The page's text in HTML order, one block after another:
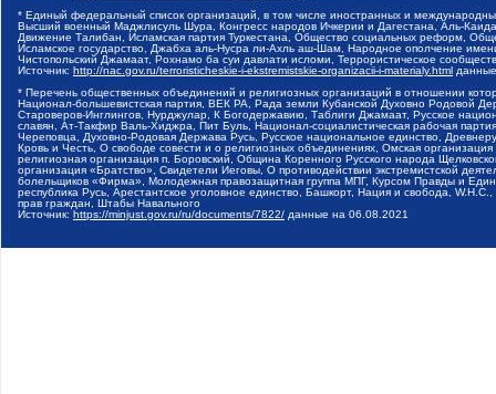
* Единый федеральный список организаций, в том числе иностранных и
Высший военный Маджлисуль Шура, Конгресс народов Ичкерии и Дагестана, Аль-
Движение Талибан, Исламская партия Туркестана, Общество социальных реформ,
Исламское государство, Джабха аль-Нусра ли-Ахль аш-Шам, Народное ополчение
Чистопольский Джамаат, Рохнамо ба суи давлати исломи, Террористическое
Источник: http://nac.gov.ru/terroristicheskie-i-ekstremistskie-organizacii-i-materialy.html
* Перечень общественных объединений и религиозных организаций в отношении
Национал-большевистская партия, ВЕК РА, Рада земли Кубанской Духовно Родовой
Староверов-Инглингов, Нурджулар, К Богодержавию, Таблиги Джамаат, Русское
славян, Ат-Такфир Валь-Хиджра, Пит Буль, Национал-социалистическая рабочая
Череповца, Духовно-Родовая Держава Русь, Русское национальное единство,
Кровь и Честь, О свободе совести и о религиозных объединениях, Омская
религиозная организация п. Боровский, Община Коренного Русского народа
организация «Братство», Свидетели Иеговы, О противодействии экстремистской
болельщиков «Фирма», Молодежная правозащитная группа МПГ, Курсом Правды и
республика Русь, Арестантское уголовное единство, Башкорт, Нация и свобода,
прав граждан, Штабы Навального
Источник: https://minjust.gov.ru/ru/documents/7822/ данные на 06.08.2021